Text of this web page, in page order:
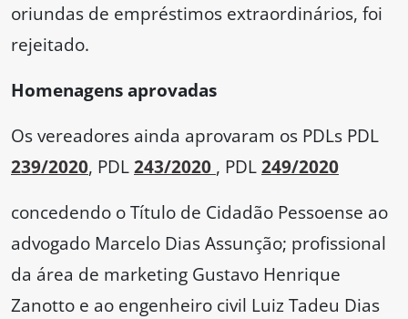
oriundas de empréstimos extraordinários, foi
rejeitado.
Homenagens aprovadas
Os vereadores ainda aprovaram os PDLs PDL
239/2020, PDL243/2020 , PDL249/2020
concedendo o Título de Cidadão Pessoense ao
advogado Marcelo Dias Assunção; profissional
da área de marketing Gustavo Henrique
Zanotto e ao engenheiro civil Luiz Tadeu Dias